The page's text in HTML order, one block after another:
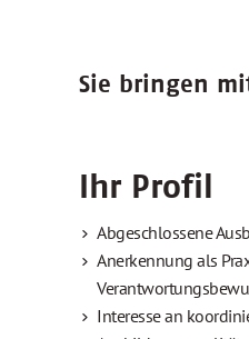
Sie bringen
Ihr Profil
Abgeschlossene
Anerkennung als
Interesse an